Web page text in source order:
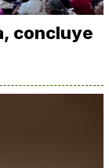
concluye